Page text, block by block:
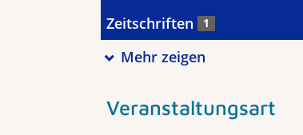
Zeitschriften 1
Mehr zeigen
Veranstaltungsart